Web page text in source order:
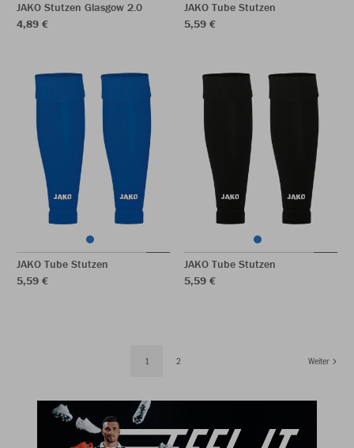
JAKO Stutzen Glasgow 2.0
4,89 €
JAKO Tube Stutzen
5,59 €
JAKO Tube Stutzen
5,59 €
JAKO Tube Stutzen
5,59 €
1 2 Weiter